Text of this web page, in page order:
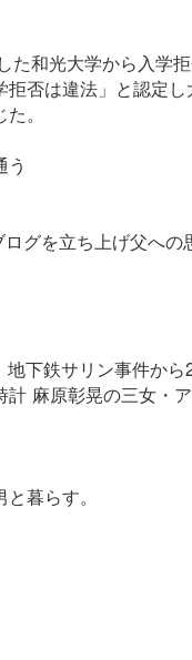
た和光大学から入学拒
拒否は違法」と認定
。
う
グを立ち上げ父への
下鉄サリン事件か
計 麻原彰晃の三女・
暮らす。